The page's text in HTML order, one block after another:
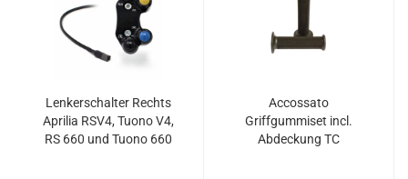
Lenkerschalter Rechts
Aprilia RSV4, Tuono V4,
RS 660 und Tuono 660
Accossato
Griffgummiset incl.
Abdeckung TC